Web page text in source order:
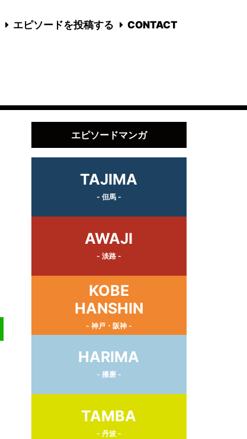
エピソードを投稿する CONTACT
エピソードマンガ
TAJIMA
- 但馬 -
AWAJI
- 淡路 -
KOBE
HANSHIN
- 神戸・阪神 -
HARIMA
- 播磨 -
TAMBA
- 丹波 -